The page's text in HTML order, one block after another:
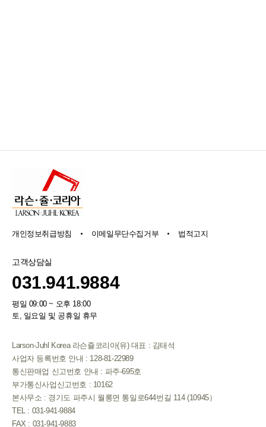
개인정보취급방침 이메일무단수집거부 법적고지
고객상담실
031.941.9884
평일 09:00 ~ 오후 18:00
토, 일요일 및 공휴일 휴무
Larson-Juhl Korea 라슨쥴코리아(유) 대표 : 김태석
사업자 등록번호 안내 : 128-81-22989
통신판매업 신고번호 안내 : 파주-695호
부가통신사업신고번호 : 10162
본사무소 : 경기도 파주시 월롱면 통일로644번길 114 (10945）
TEL : 031-941-9884
FAX : 031-941-9883